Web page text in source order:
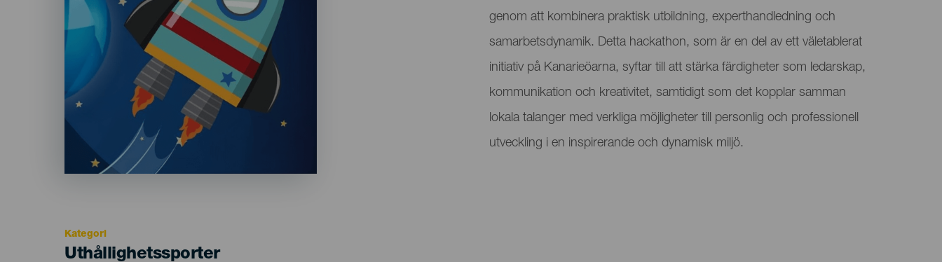
genom att kombinera praktisk utbildning, experthandledning och
samarbetsdynamik. Detta hackathon, som är en del av ett väletablerat
initiativ på Kanarieöarna, syftar till att stärka färdigheter som ledarskap,
kommunikation och kreativitet, samtidigt som det kopplar samman
lokala talanger med verkliga möjligheter till personlig och professionell
utveckling i en inspirerande och dynamisk miljö.
Kategori
Categoría
Uthållighetssporter